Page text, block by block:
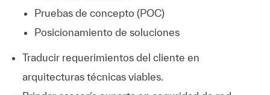
Pruebas de concepto (POC)
Posicionamiento de soluciones
Traducir requerimientos del cliente en
arquitecturas técnicas viables.